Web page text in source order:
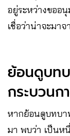
อยู่ระหว่างขออ
เชื่อว่าน่าจะมาจ
ย้อนดูบท
กระบวน
หากย้อนดูบทบา
มา พบว่า เป็นห